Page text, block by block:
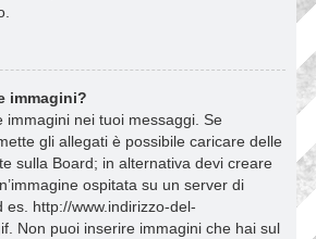
immagini?
immagini nei tuoi messaggi. Se
gli allegati è possibile caricare delle
sulla Board; in alternativa devi creare
ospitata su un server di
es. http://www.indirizzo-del-
Non puoi inserire immagini che hai sul